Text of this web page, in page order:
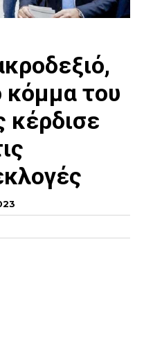
κόμμα του
κέρδισε